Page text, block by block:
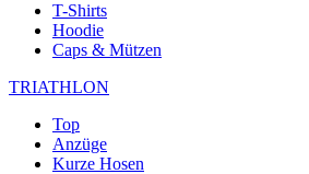
T-Shirts
Hoodie
Caps & Mützen
TRIATHLON
Top
Anzüge
Kurze Hosen